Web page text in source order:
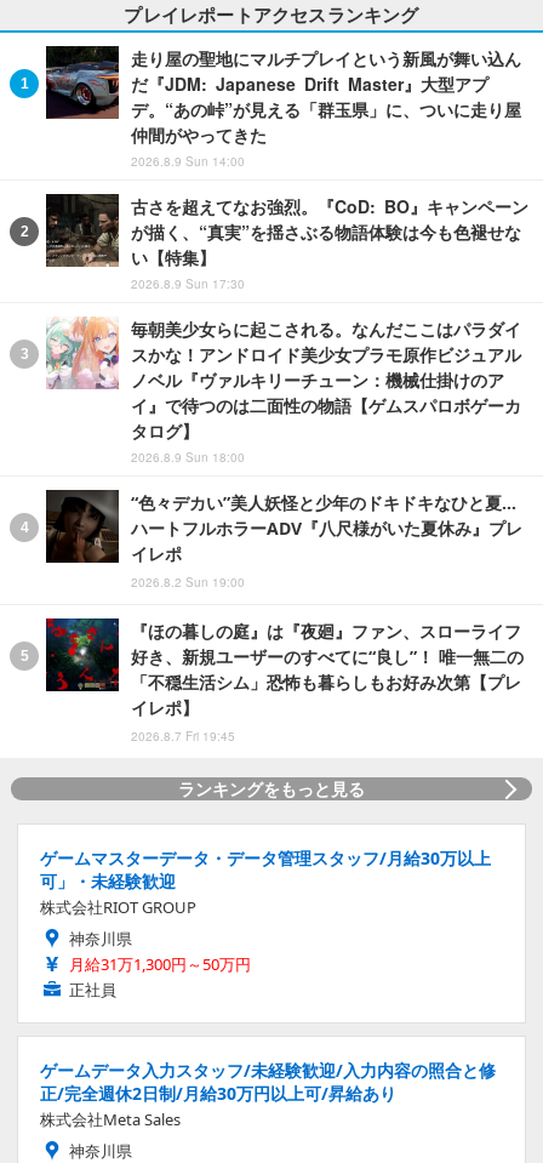
プレイレポートアクセスランキング
走り屋の聖地にマルチプレイという新風が舞い込ん
だ『JDM: Japanese Drift Master』大型アプ
デ。“あの峠”が見える「群玉県」に、ついに走り屋
仲間がやってきた
2026.8.9 Sun 14:00
古さを超えてなお強烈。『CoD: BO』キャンペーン
が描く、“真実”を揺さぶる物語体験は今も色褪せな
い【特集】
2026.8.9 Sun 17:30
毎朝美少女らに起こされる。なんだここはパラダイ
スかな！アンドロイド美少女プラモ原作ビジュアル
ノベル『ヴァルキリーチューン：機械仕掛けのア
イ』で待つのは二面性の物語【ゲムスパロボゲーカ
タログ】
2026.8.9 Sun 18:00
“色々デカい”美人妖怪と少年のドキドキなひと夏…
ハートフルホラーADV『八尺様がいた夏休み』プレ
イレポ
2026.8.2 Sun 19:00
『ほの暮しの庭』は『夜廻』ファン、スローライフ
好き、新規ユーザーのすべてに“良し”！ 唯一無二の
「不穏生活シム」恐怖も暮らしもお好み次第【プレ
イレポ】
2026.8.7 Fri 19:45
ランキングをもっと見る
ゲームマスターデータ・データ管理スタッフ/月給30万以上
可」・未経験歓迎
株式会社RIOT GROUP
神奈川県
月給31万1,300円～50万円
正社員
ゲームデータ入力スタッフ/未経験歓迎/入力内容の照合と修
正/完全週休2日制/月給30万円以上可/昇給あり
株式会社Meta Sales
神奈川県